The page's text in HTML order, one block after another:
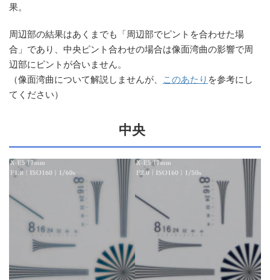
果。
周辺部の結果はあくまでも「周辺部でピントを合わせた場
合」であり、中央ピント合わせの場合は像面湾曲の影響で周
辺部にピントが合いません。
（像面湾曲について解説しませんが、
このあたり を参考にし
てください）
中央